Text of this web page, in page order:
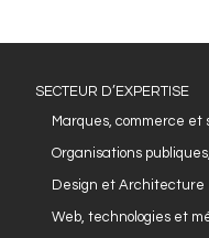
SECTEUR D’EXPERTISE
Marques, commerce et
Organisations
Design et Architecture
Web, technologies et